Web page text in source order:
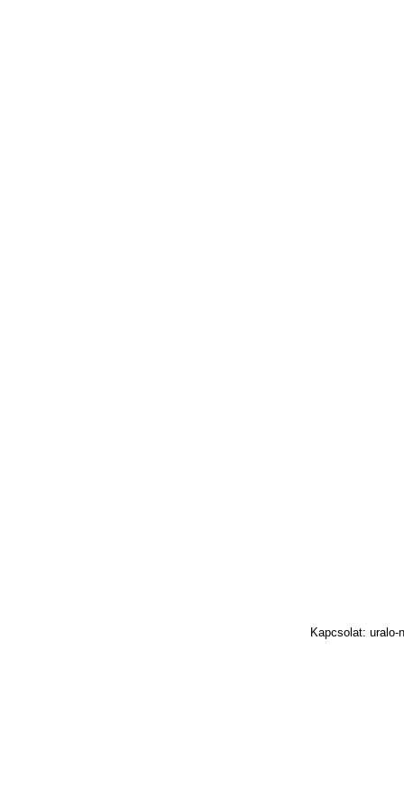
Kapcsolat: uralo-